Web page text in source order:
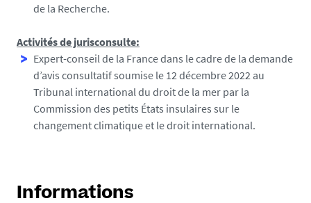
de la Recherche.
Activités de jurisconsulte:
Expert-conseil de la France dans le cadre de la demande
d’avis consultatif soumise le 12 décembre 2022 au
Tribunal international du droit de la mer par la
Commission des petits États insulaires sur le
changement climatique et le droit international.
Informations